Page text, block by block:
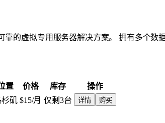
的虚拟专用服务器解决方案。 拥有多个数
置 价格 库存
操作
杉矶 $15/月 仅剩3台 详情 购买